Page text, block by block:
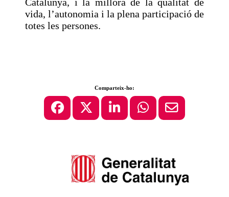
vida, l’autonomia i la plena participació de
totes les persones.
Comparteix-ho: